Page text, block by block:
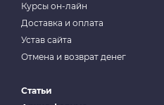
Курсы он-лайн
Доставка и оплата
Устав сайта
Отмена и возврат денег
Статьи